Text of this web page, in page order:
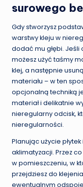
surowego
Gdy stworzysz
warstwy kleju w
dodać mu głębi. Jeśli
możesz użyć taśmy
klej, a następnie
materiału – w ten
opcjonalną techniką
materiał i delikatnie
nieregularny odcisk,
nieregularności.
Planując użycie
aklimatyzacji. Przez
w pomieszczeniu, w
przejdziesz do
ewentualnym